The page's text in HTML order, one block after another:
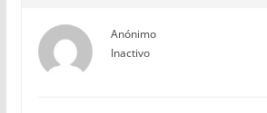
Anónimo
Inactivo